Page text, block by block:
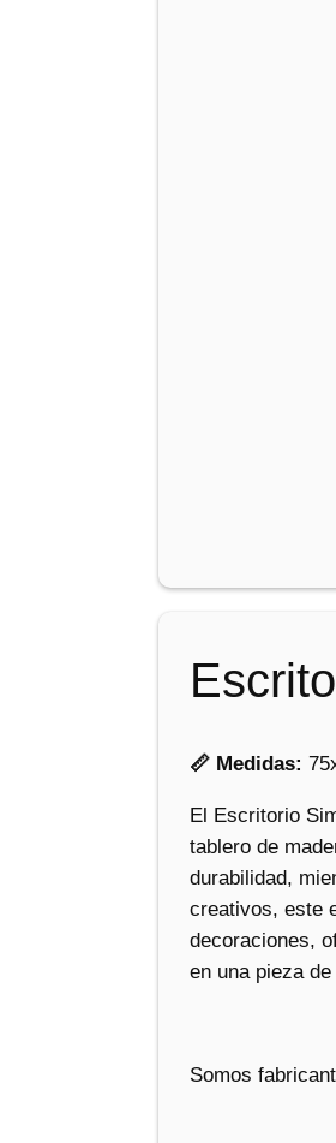
📏 Medidas:
El Escritorio
tablero de
durabilidad,
creativos, este
decoraciones,
en una pieza
Somos